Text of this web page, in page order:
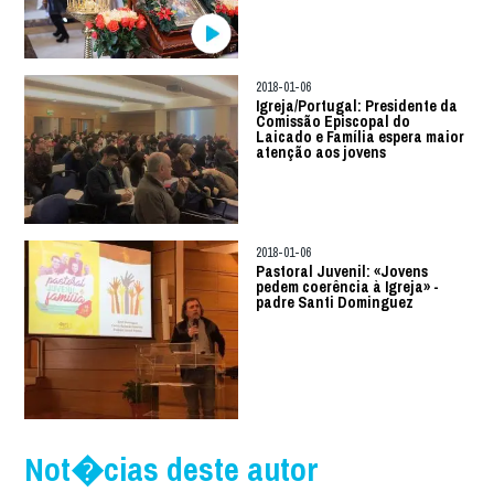
2018-01-06
Igreja/Portugal: Presidente da
Comissão Episcopal do
Laicado e Família espera maior
atenção aos jovens
2018-01-06
Pastoral Juvenil: «Jovens
pedem coerência à Igreja» -
padre Santi Dominguez
Not�cias deste autor